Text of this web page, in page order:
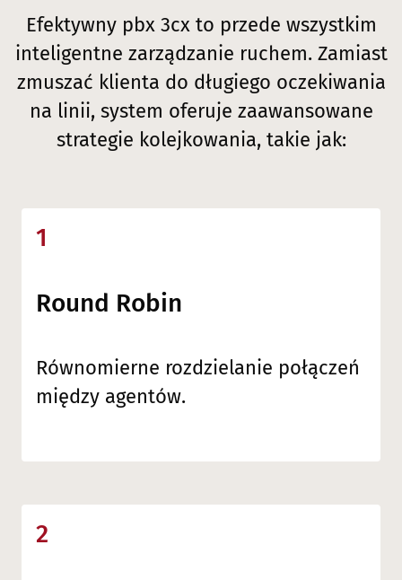
Efektywny pbx 3cx to przede wszystkim
inteligentne zarządzanie ruchem. Zamiast
zmuszać klienta do długiego oczekiwania
na linii, system oferuje zaawansowane
strategie kolejkowania, takie jak:
1
Round Robin
Równomierne rozdzielanie połączeń
między agentów.
2